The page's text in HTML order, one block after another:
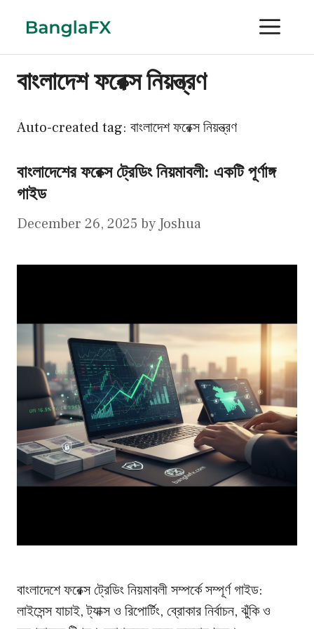
content
বাংলাদেশ ফরেক্স নিয়ন্ত্রণ
Auto-created tag: বাংলাদেশ ফরেক্স নিয়ন্ত্রণ
বাংলাদেশের ফরেক্স ট্রেডিং নিয়মাবলী: একটি পূর্ণাঙ্গ
গাইড
December 26, 2025 by Joshua
বাংলাদেশে ফরেক্স ট্রেডিং নিয়মাবলী সম্পর্কে সম্পূর্ণ গাইড:
লাইসেন্স যাচাই, ট্যাক্স ও রিপোর্টিং, ব্রোকার নির্বাচন, ঝুঁকি ও